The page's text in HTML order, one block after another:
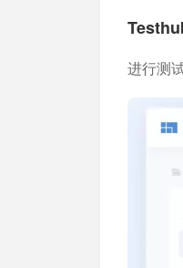
进行测